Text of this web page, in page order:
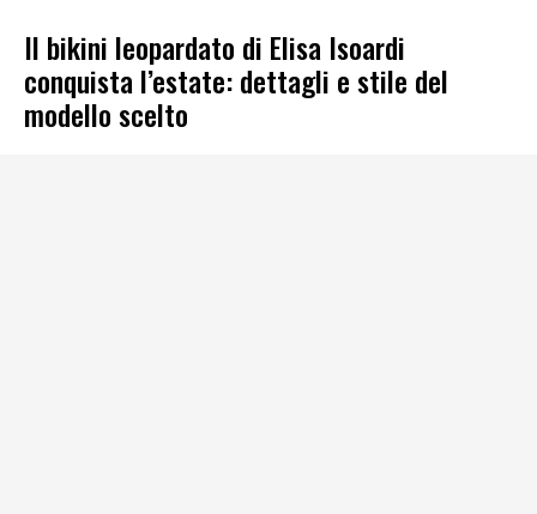
Il bikini leopardato di Elisa Isoardi
conquista l’estate: dettagli e stile del
modello scelto